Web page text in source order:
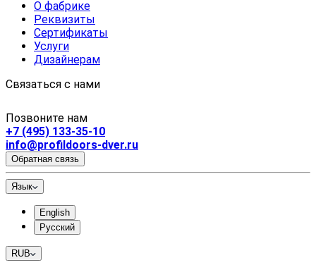
О фабрике
Реквизиты
Сертификаты
Услуги
Дизайнерам
Связаться с нами
Позвоните нам
+7 (495) 133-35-10
info@profildoors-dver.ru
Обратная связь
Язык
English
Русский
RUB